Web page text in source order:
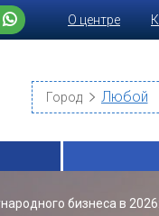
О центре
Город
бизнеса в